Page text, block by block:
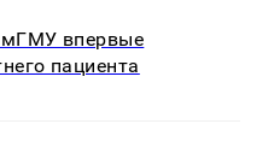
впервые
пациента